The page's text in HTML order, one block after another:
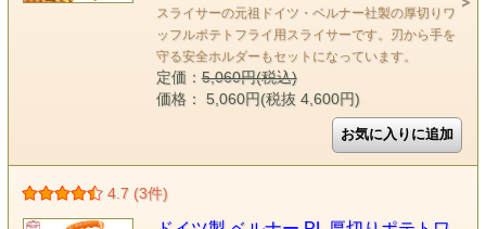
スライサーの元祖ドイツ・ベルナー社製の厚切りワ
ッフルポテトフライ用スライサーです。刃から手を
守る安全ホルダーもセットになっています。
定価：5,060円(税込)
価格： 5,060円(税抜 4,600円)
4.7 (3件)